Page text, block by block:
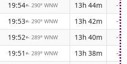
19:54↑ 290° WNW 13h 44m
-
19:53↑ 290° WNW 13h 42m
-
19:52↑ 289° WNW 13h 40m
-
19:51 ↑ 289° WNW 13h 38m
-